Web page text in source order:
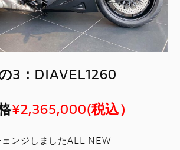
3：DIAVEL1260
¥2,365,000(税込）
ンジしましたALL NEW